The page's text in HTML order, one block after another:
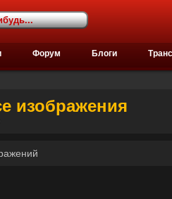
Форум Блоги
изображения